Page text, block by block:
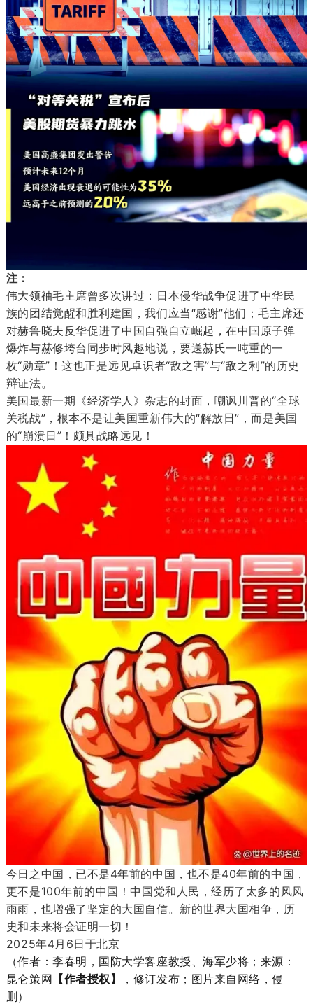
注：
伟大领䄂毛主席曾多次讲过：日本侵华战争促进了中华民
族的团结觉醒和胜利建国，我们应当“感谢”他们；毛主席还
对赫鲁晓夫反华促进了中国自强自立崛起，在中国原子弹
爆炸与赫修垮台同步时风趣地说，要送赫氏一吨重的一
枚“勋章”！这也正是远见卓识者“敌之害”与“敌之利”的历史
辩证法。
美国最新一期《经济学人》杂志的封面，嘲讽川普的“全球
关税战”，根本不是让美国重新伟大的“解放日”，而是美国
的“崩溃日”！颇具战略远见！
今日之中国，已不是4年前的中国，也不是40年前的中国，
更不是100年前的中国！中国党和人民，经历了太多的风风
雨雨，也增强了坚定的大国自信。新的世界大国相争，历
史和未来将会证明一切！
2025年4月6日于北京
（作者：李春明，国防大学客座教授、海军少将；来源：
昆仑策网 【作者授权】
，修订发布；图片来自网络，侵
删）